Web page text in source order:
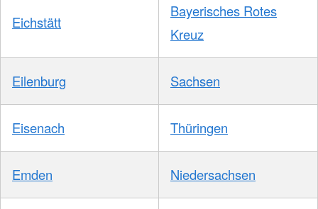
Eichstätt
Bayerisches Rotes
Kreuz
Eilenburg Sachsen
Eisenach Thüringen
Emden Niedersachsen